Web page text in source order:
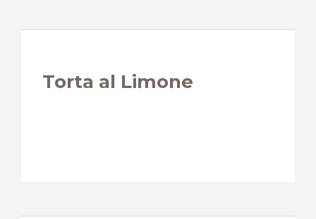
Torta al Limone